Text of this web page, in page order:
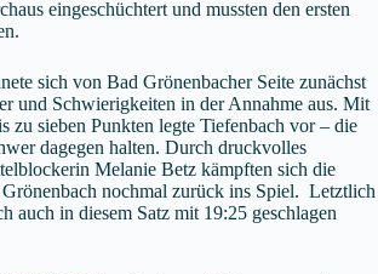
eingeschüchtert und mussten den ersten
sich von Bad Grönenbacher Seite zunächst
und Schwierigkeiten in der Annahme aus. Mit
zu sieben Punkten legte Tiefenbach vor – die
dagegen halten. Durch druckvolles
Melanie Betz kämpften sich die
nochmal zurück ins Spiel. Letztlich
auch in diesem Satz mit 19:25 geschlagen